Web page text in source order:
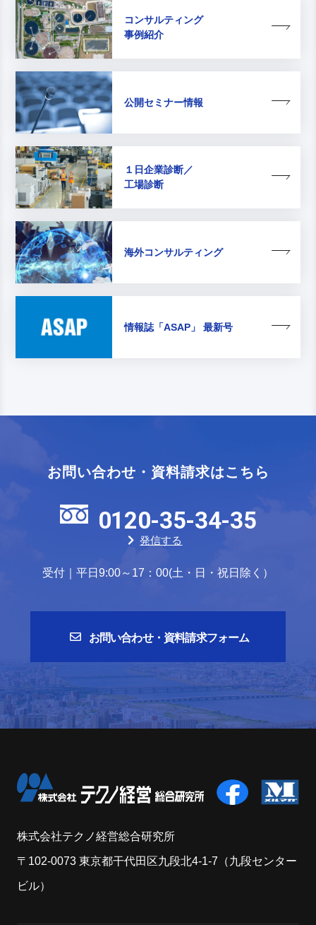
コンサルティング
事例紹介
公開セミナー情報
１日企業診断／
工場診断
海外コンサルティング
情報誌「ASAP」 最新号
お問い合わせ・資料請求はこちら
0120-35-34-35
発信する
受付｜平日9:00～17：00(土・日・祝日除く）
お問い合わせ・資料請求フォーム
株式会社テクノ経営総合研究所
〒102-0073 東京都干代田区九段北4-1-7（九段センター
ビル）